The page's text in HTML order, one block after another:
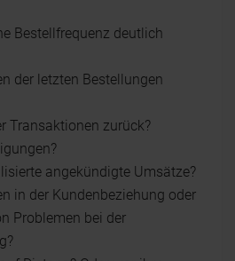
Bestellfrequenz deutlich
der letzten Bestellungen
Transaktionen zurück?
angekündigte Umsätze?
in der Kundenbeziehung oder
Problemen bei der